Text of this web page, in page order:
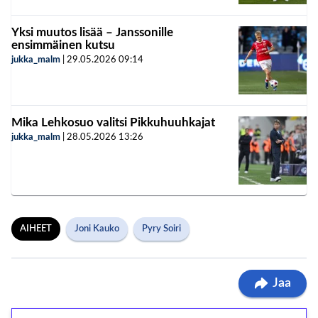
Yksi muutos lisää – Janssonille
ensimmäinen kutsu
jukka_malm 29.05.2026 09:14
Mika Lehkosuo valitsi Pikkuhuuhkajat
jukka_malm 28.05.2026 13:26
AIHEET Joni Kauko Pyry Soiri
Jaa